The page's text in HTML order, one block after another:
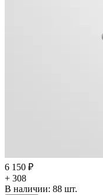
6 150 ₽
+ 308
В наличии: 88 шт.